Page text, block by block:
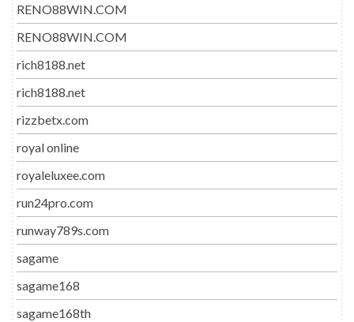
RENO88WIN.COM
RENO88WIN.COM
rich8188.net
rich8188.net
rizzbetx.com
royal online
royaleluxee.com
run24pro.com
runway789s.com
sagame
sagame168
sagame168th